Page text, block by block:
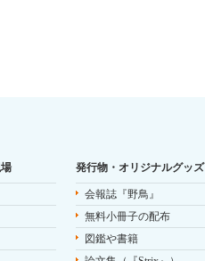
発行物・オリジナルグッズ
会報誌『野鳥』
無料小冊子の配布
図鑑や書籍